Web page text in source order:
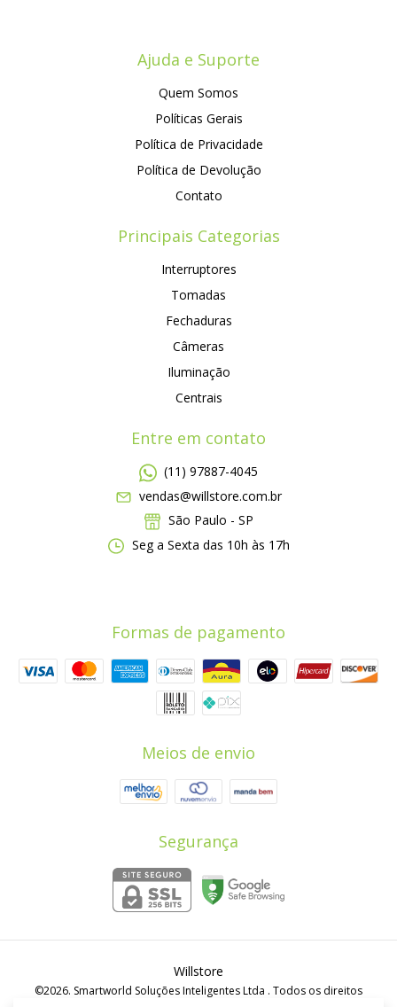
Ajuda e Suporte
Quem Somos
Políticas Gerais
Política de Privacidade
Política de Devolução
Contato
Principais Categorias
Interruptores
Tomadas
Fechaduras
Câmeras
Iluminação
Centrais
Entre em contato
(11) 97887-4045
vendas@willstore.com.br
São Paulo - SP
Seg a Sexta das 10h às 17h
Formas de pagamento
Meios de envio
Segurança
Willstore
©2026. Smartworld Soluções Inteligentes Ltda . Todos os direitos